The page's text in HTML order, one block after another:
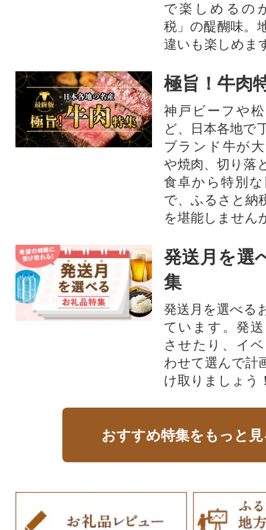
で楽しめるの
税」の醍醐味。
違いも楽しめま
極旨！牛肉
神戸ビーフや
ど、日本各地で
ブランド牛が
や焼肉、切り落
食卓から特別
で、ふるさと納
を堪能しません
発送月を選
集
発送月を選べる
ています。発
させたり、イ
わせて選んで計
け取りましょう
おすすめ特集をもっと